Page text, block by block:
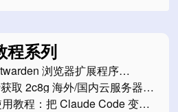
程系列
浏览器扩展程序
空的问题
取 2c8g 海外/国内云服务器开
教程：把 Claude Code 变成